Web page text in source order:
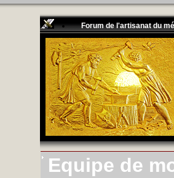
Forum de l'artisanat du
Equipe de